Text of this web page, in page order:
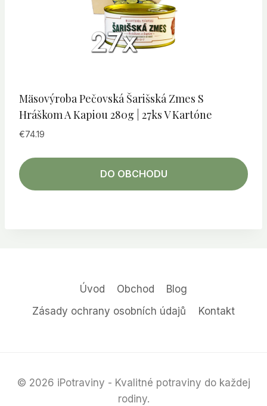
Mäsovýroba Pečovská Šarišská Zmes S
Hráškom A Kapiou 280g | 27ks V Kartóne
€74.19
DO OBCHODU
Úvod Obchod
Blog
Zásady ochrany osobních údajů
Kontakt
© 2026 iPotraviny - Kvalitné potraviny do každej
rodiny.